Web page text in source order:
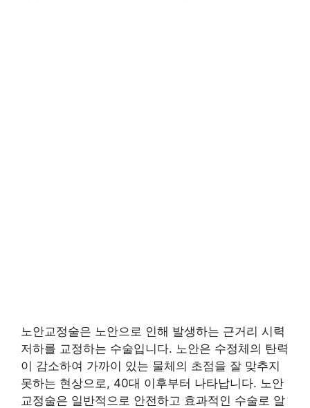
노안교정술은 노안으로 인해 발생하는 근거리 시력
저하를 교정하는 수술입니다. 노안은 수정체의 탄력
이 감소하여 가까이 있는 물체의 초점을 잘 맞추지
못하는 현상으로, 40대 이후부터 나타납니다. 노안
교정술은 일반적으로 안전하고 효과적인 수술로 알